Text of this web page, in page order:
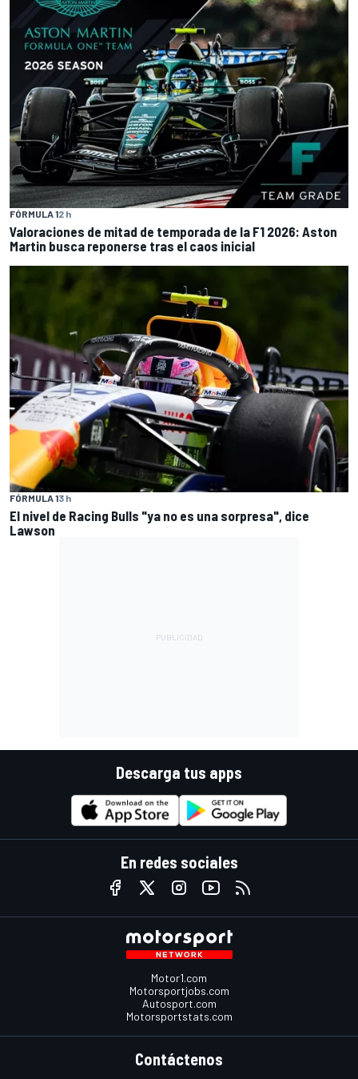
FÓRMULA 12 h
Valoraciones de mitad de temporada de la F1 2026: Aston
Martin busca reponerse tras el caos inicial
FÓRMULA 13 h
El nivel de Racing Bulls "ya no es una sorpresa", dice
Lawson
Descarga tus apps
En redes sociales
Motor1.com
Motorsportjobs.com
Autosport.com
Motorsportstats.com
Contáctenos